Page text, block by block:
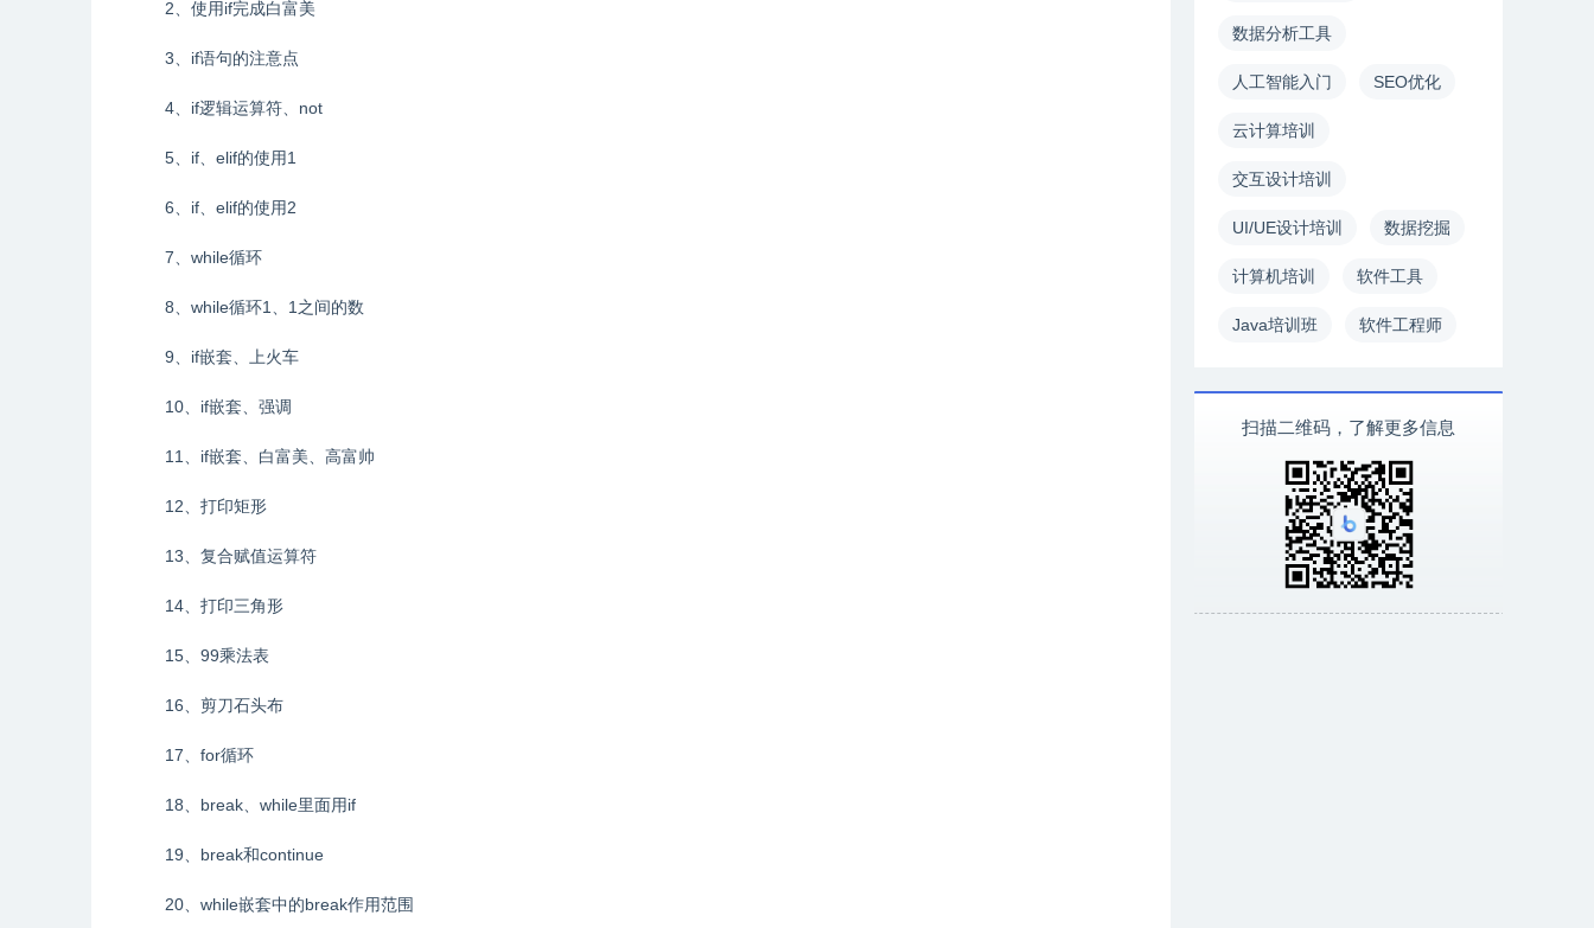
2、使用if完成白富美
3、if语句的注意点
4、if逻辑运算符、not
5、if、elif的使用1
6、if、elif的使用2
7、while循环
8、while循环1、1之间的数
9、if嵌套、上火车
10、if嵌套、强调
11、if嵌套、白富美、高富帅
12、打印矩形
13、复合赋值运算符
14、打印三角形
15、99乘法表
16、剪刀石头布
17、for循环
18、break、while里面用if
19、break和continue
20、while嵌套中的break作用范围
数据分析工具
人工智能入门 SEO优化
云计算培训
交互设计培训
UI/UE设计培训 数据挖掘
计算机培训 软件工具
Java培训班 软件工程师
扫描二维码，了解更多信息